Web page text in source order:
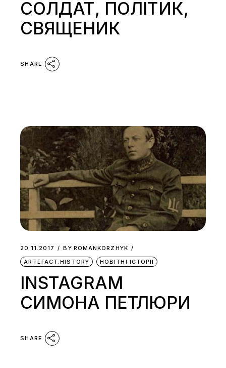
СОЛДАТ, ПОЛІТИК,
СВЯЩЕНИК
SHARE
20.11.2017 BY ROMANKORZHYK
ARTEFACT.HISTORY
НОВІТНІ ІСТОРІЇ
INSTAGRAM
СИМОНА ПЕТЛЮРИ
SHARE